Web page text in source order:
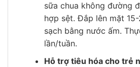
sữa chua không đường
hợp sệt. Đắp lên mặt
sạch bằng nước ấm.
lần/tuần.
Hỗ trợ tiêu hóa cho trẻ